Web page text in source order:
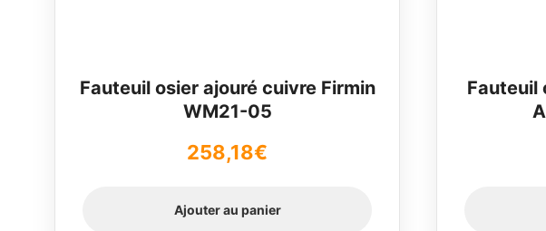
Fauteuil osier ajouré cuivre Firmin
WM21-05
258,18€
Ajouter au panier
Fauteuil